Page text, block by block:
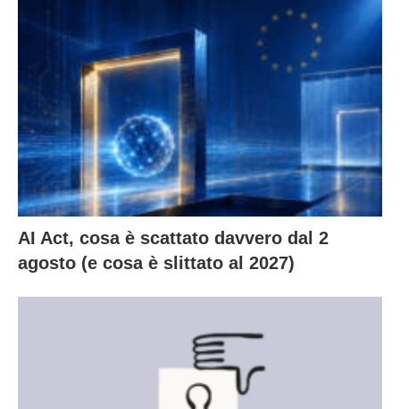
AI Act, cosa è scattato davvero dal 2
agosto (e cosa è slittato al 2027)